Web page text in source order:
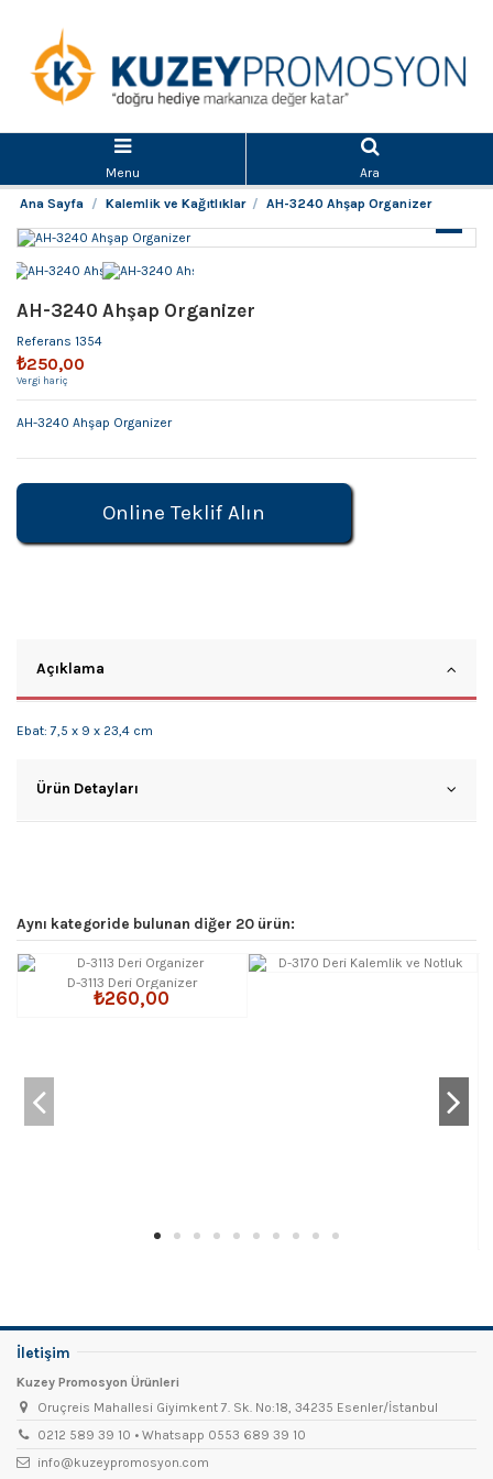
Menu
Ara
Ana Sayfa
Kalemlik ve Kağıtlıklar AH-3240 Ahşap Organizer
AH-3240 Ahşap Organizer
Referans 1354
₺250,00
Vergi hariç
AH-3240 Ahşap Organizer
Online Teklif Alın
Açıklama
Ebat: 7,5 x 9 x 23,4 cm
Ürün Detayları
Aynı kategoride bulunan diğer 20 ürün:
D-3113 Deri Organizer
₺260,00
İletişim
Kuzey Promosyon Ürünleri
Oruçreis Mahallesi Giyimkent 7. Sk. No:18, 34235 Esenler/İstanbul
0212 589 39 10 • Whatsapp 0553 689 39 10
info@kuzeypromosyon.com